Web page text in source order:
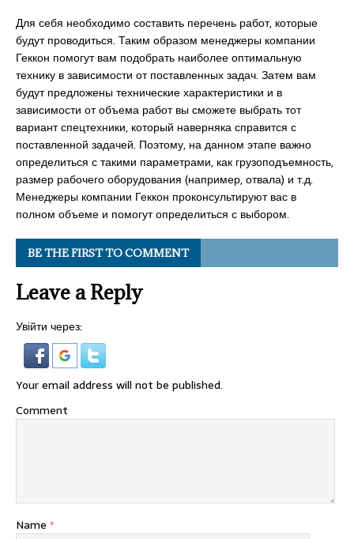
Для себя необходимо составить перечень работ, которые
будут проводиться. Таким образом менеджеры компании
Геккон помогут вам подобрать наиболее оптимальную
технику в зависимости от поставленных задач. Затем вам
будут предложены технические характеристики и в
зависимости от объема работ вы сможете выбрать тот
вариант спецтехники, который наверняка справится с
поставленной задачей. Поэтому, на данном этапе важно
определиться с такими параметрами, как грузоподъемность,
размер рабочего оборудования (например, отвала) и т.д.
Менеджеры компании Геккон проконсультируют вас в
полном объеме и помогут определиться с выбором.
BE THE FIRST TO COMMENT
Leave a Reply
Увійти через:
Your email address will not be published.
Comment
Name *